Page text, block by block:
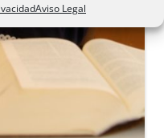
Aviso Legal